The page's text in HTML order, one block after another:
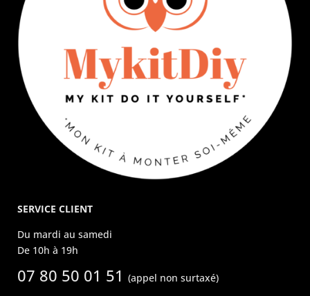
SERVICE CLIENT
Du mardi au samedi
De 10h à 19h
07 80 50 01 51(appel non surtaxé)